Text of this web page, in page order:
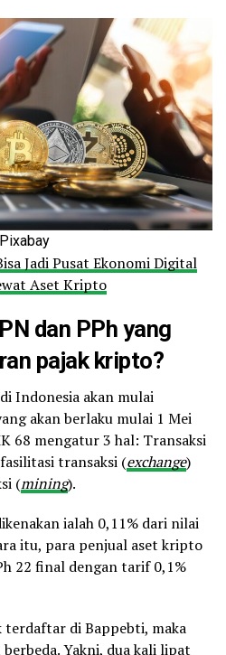
Jadi Pusat Ekonomi Digital
Aset Kripto
dan PPh yang
pajak kripto?
Indonesia akan mulai
akan berlaku mulai 1 Mei
68 mengatur 3 hal: Transaksi
transaksi (exchange)
(mining).
ialah 0,11% dari nilai
itu, para penjual aset kripto
22 final dengan tarif 0,1%
terdaftar di Bappebti, maka
Yakni, dua kali lipat